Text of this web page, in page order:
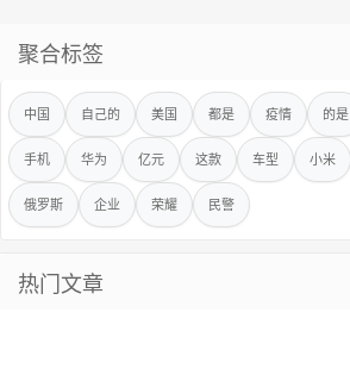
聚合标签
中国 自己的 美国 都是 疫情 的是
手机 华为 亿元 这款 车型 小米
俄罗斯 企业 荣耀 民警
热门文章